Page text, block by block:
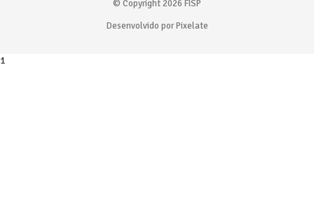
© Copyright 2026 FISP
Desenvolvido por Pixelate
1